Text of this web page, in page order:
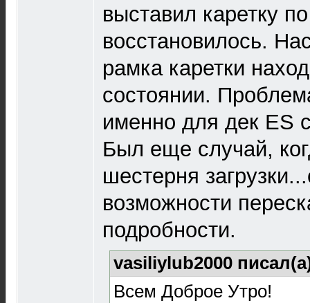
выставил каретку
восстановилось.
рамка каретки
состоянии.
именно для дек ES
Был еще случай,
шестерня
возможности
подробности.
vasiliylub2000
Всем Доброе Утро!